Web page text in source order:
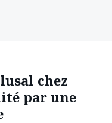
chez
par une